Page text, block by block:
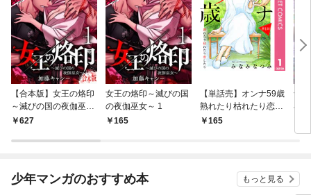
【合本版】女王の烙印
～滅びの国の夜伽巫女
～ 1627
女王の烙印～滅びの国
の夜伽巫女～ 1
165
【単話売】オンナ59歳
熟れたり枯れたり恋し
たり 1
165
予
小
う
少年マンガのおすすめ本 もっと見る